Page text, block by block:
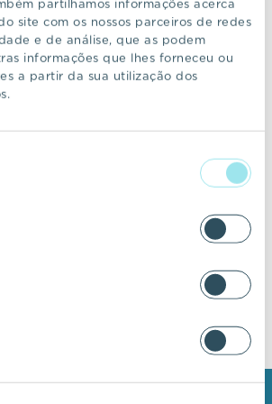
partilhamos informações acerca
site com os nossos parceiros de redes
e de análise, que as podem
informações que lhes forneceu ou
a partir da sua utilização dos
residenciais de
o design e a arquitetura se
inovação e a sustentabilidade.